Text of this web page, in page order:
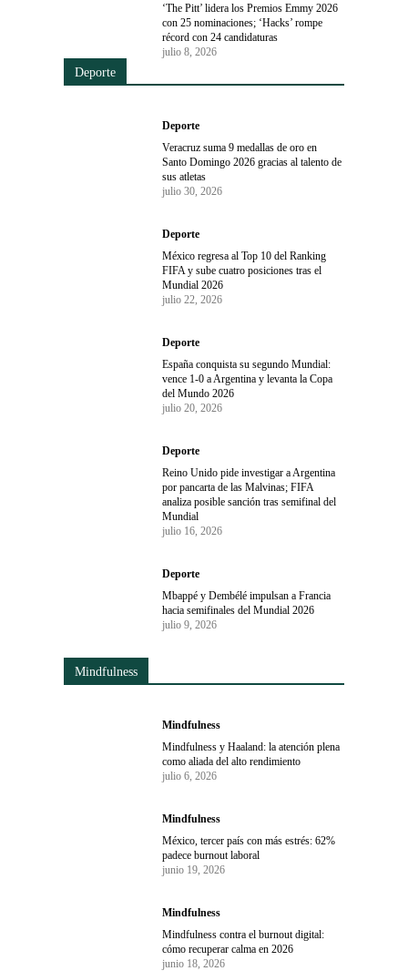
‘The Pitt’ lidera los Premios Emmy 2026
con 25 nominaciones; ‘Hacks’ rompe
récord con 24 candidaturas
julio 8, 2026
Deporte
Deporte
Veracruz suma 9 medallas de oro en
Santo Domingo 2026 gracias al talento de
sus atletas
julio 30, 2026
Deporte
México regresa al Top 10 del Ranking
FIFA y sube cuatro posiciones tras el
Mundial 2026
julio 22, 2026
Deporte
España conquista su segundo Mundial:
vence 1-0 a Argentina y levanta la Copa
del Mundo 2026
julio 20, 2026
Deporte
Reino Unido pide investigar a Argentina
por pancarta de las Malvinas; FIFA
analiza posible sanción tras semifinal del
Mundial
julio 16, 2026
Deporte
Mbappé y Dembélé impulsan a Francia
hacia semifinales del Mundial 2026
julio 9, 2026
Mindfulness
Mindfulness
Mindfulness y Haaland: la atención plena
como aliada del alto rendimiento
julio 6, 2026
Mindfulness
México, tercer país con más estrés: 62%
padece burnout laboral
junio 19, 2026
Mindfulness
Mindfulness contra el burnout digital:
cómo recuperar calma en 2026
junio 18, 2026